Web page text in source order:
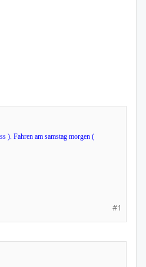
). Fahren am samstag morgen (
#1